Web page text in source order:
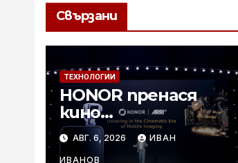
Свързани
ТЕХНОЛОГИИ
HONOR пренася
кино
технологиите на
ARRI в мобилното
АВГ. 6, 2026 ИВАН
ИВАНОВ